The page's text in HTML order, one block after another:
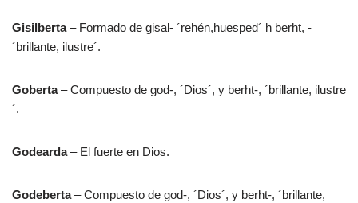
Gisilberta– Formado de gisal- ´rehén,huesped´ h berht, -
´brillante, ilustre´.
Goberta– Compuesto de god-, ´Dios´, y berht-, ´brillante, ilustre
´.
Godearda– El fuerte en Dios.
Godeberta– Compuesto de god-, ´Dios´, y berht-, ´brillante,